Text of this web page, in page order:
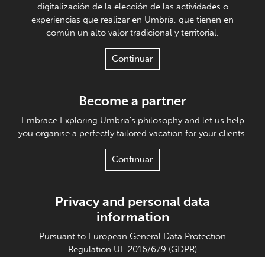
digitalización de la elección de las actividades o
experiencias que realizar en Umbría, que tienen en
común un alto valor tradicional y territorial.
Continuar
Become a partner
Embrace Exploring Umbria's philosophy and let us help
you organise a perfectly tailored vacation for your clients.
Continuar
Privacy and personal data
information
Pursuant to European General Data Protection
Regulation UE 2016/679 (GDPR)